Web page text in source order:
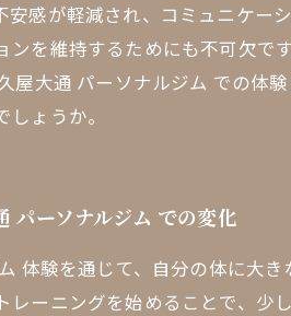
安感が軽減され、コミュニケー
ンを維持するためにも不可欠で
屋大通 パーソナルジム での体
ょうか。
パーソナルジム での変化
体験を通じて、自分の体に大
レーニングを始めることで、少